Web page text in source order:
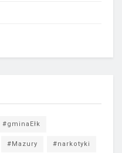
#gminaEłk
#Mazury #narkotyki